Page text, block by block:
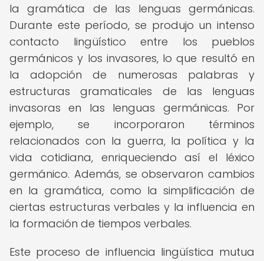
la gramática de las lenguas germánicas.
Durante este período, se produjo un intenso
contacto lingüístico entre los pueblos
germánicos y los invasores, lo que resultó en
la adopción de numerosas palabras y
estructuras gramaticales de las lenguas
invasoras en las lenguas germánicas. Por
ejemplo, se incorporaron términos
relacionados con la guerra, la política y la
vida cotidiana, enriqueciendo así el léxico
germánico. Además, se observaron cambios
en la gramática, como la simplificación de
ciertas estructuras verbales y la influencia en
la formación de tiempos verbales.
Este proceso de influencia lingüística mutua